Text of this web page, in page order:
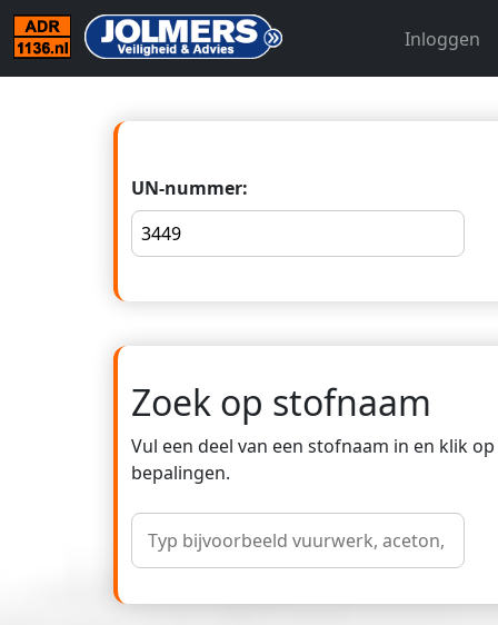
Inloggen
UN-nummer:
Zoek op stofnaam
Vul een deel van een stofnaam in en klik
bepalingen.